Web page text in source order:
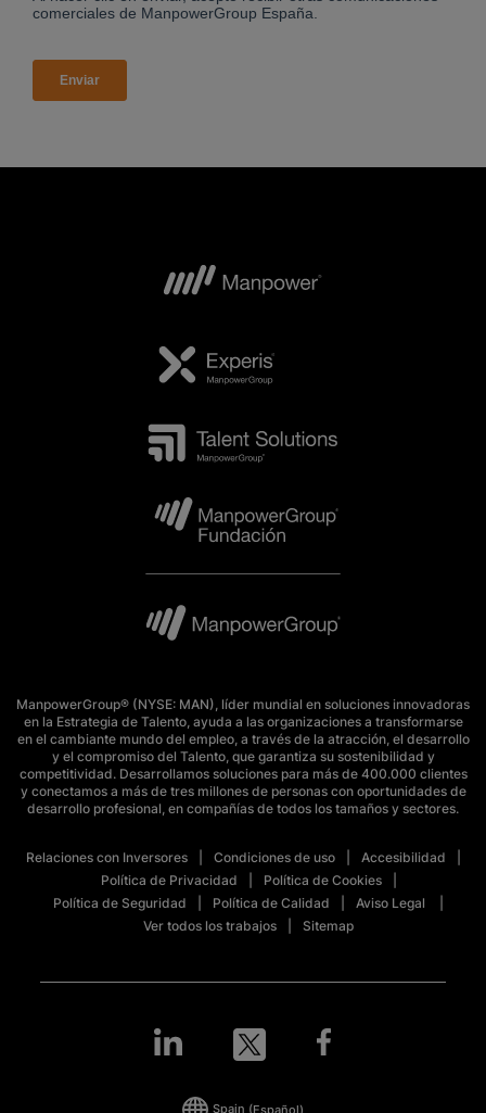
ManpowerGroup® (NYSE: MAN), líder mundial en soluciones innovadoras
en la Estrategia de Talento, ayuda a las organizaciones a transformarse
en el cambiante mundo del empleo, a través de la atracción, el desarrollo
y el compromiso del Talento, que garantiza su sostenibilidad y
competitividad. Desarrollamos soluciones para más de 400.000 clientes
y conectamos a más de tres millones de personas con oportunidades de
desarrollo profesional, en compañías de todos los tamaños y sectores.
Relaciones con Inversores Condiciones de uso
Accesibilidad
Política de Privacidad
Política de Cookies
Política de Seguridad
Política de Calidad
Aviso Legal
Ver todos los trabajos
Sitemap
Spain (Español)